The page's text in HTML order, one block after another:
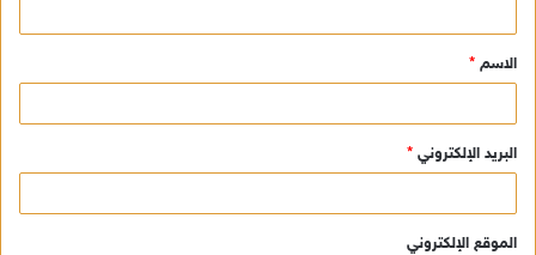
ق
*
الاسم *
البريد الإلكتروني *
الموقع الإلكتروني